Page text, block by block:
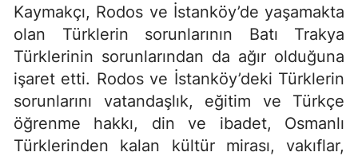
Kaymakçı, Rodos ve İstanköy’de yaşamakta
olan Türklerin sorunlarının Batı Trakya
Türklerinin sorunlarından da ağır olduğuna
işaret etti. Rodos ve İstanköy’deki Türklerin
sorunlarını vatandaşlık, eğitim ve Türkçe
öğrenme hakkı, din ve ibadet, Osmanlı
Türklerinden kalan kültür mirası, vakıflar,